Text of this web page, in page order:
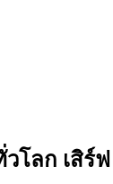
ก เสิร์ฟ